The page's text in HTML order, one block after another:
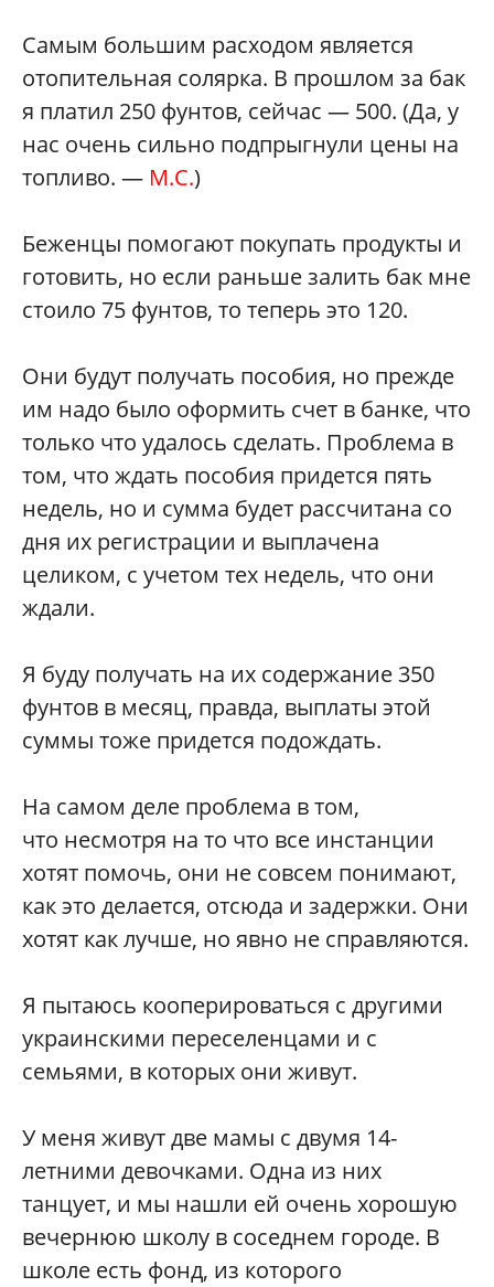
Самым большим расходом является
отопительная солярка. В прошлом за бак
я платил 250 фунтов, сейчас — 500. (Да, у
нас очень сильно подпрыгнули цены на
топливо. — М.С.)
Беженцы помогают покупать продукты и
готовить, но если раньше залить бак мне
стоило 75 фунтов, то теперь это 120.
Они будут получать пособия, но прежде
им надо было оформить счет в банке, что
только что удалось сделать. Проблема в
том, что ждать пособия придется пять
недель, но и сумма будет рассчитана со
дня их регистрации и выплачена
целиком, с учетом тех недель, что они
ждали.
Я буду получать на их содержание 350
фунтов в месяц, правда, выплаты этой
суммы тоже придется подождать.
На самом деле проблема в том,
что несмотря на то что все инстанции
хотят помочь, они не совсем понимают,
как это делается, отсюда и задержки. Они
хотят как лучше, но явно не справляются.
Я пытаюсь кооперироваться с другими
украинскими переселенцами и с
семьями, в которых они живут.
У меня живут две мамы с двумя 14-
летними девочками. Одна из них
танцует, и мы нашли ей очень хорошую
вечернюю школу в соседнем городе. В
школе есть фонд, из которого